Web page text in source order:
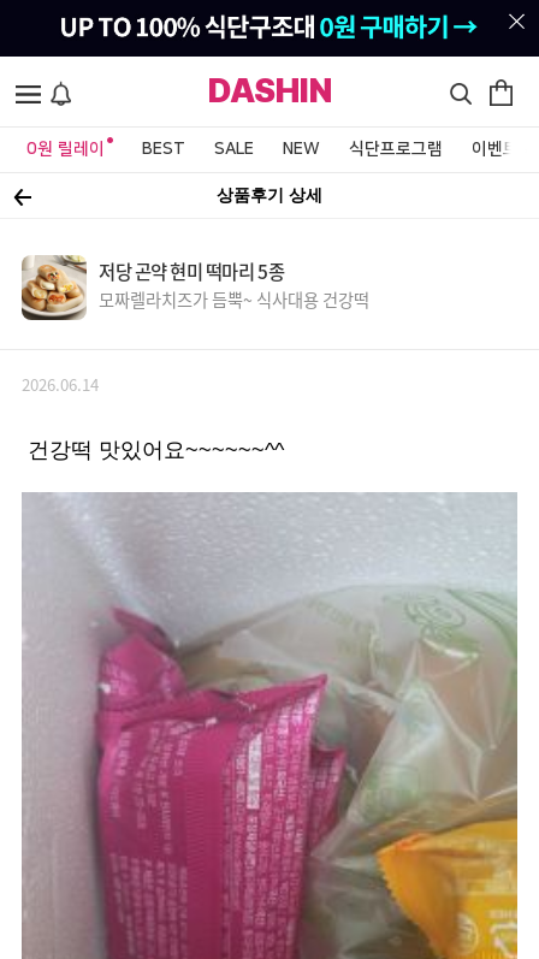
DASHIN
0원 릴레이 BEST SALE NEW 식단프로그램 이벤트&
상품후기 상세
저당 곤약 현미 떡마리 5종
모짜렐라치즈가 듬뿍~ 식사대용 건강떡
2026.06.14
건강떡 맛있어요~~~~~~^^